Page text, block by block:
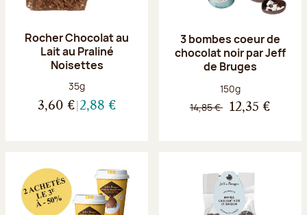
Rocher Chocolat au
Lait au Praliné
Noisettes
Poids net :
35g
3,60 € 2,88 €
3 bombes coeur de
chocolat noir par Jeff
de Bruges
Poids net :
150g
14,85 € 12,35 €